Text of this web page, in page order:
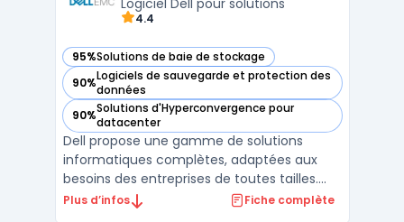
données, garantissant la di ...
Logiciel Dell pour solutions
4.4
95%Solutions de baie de stockage
— voir Dell EMC dans cette catégorie
90%Logiciels de sauvegarde et protection des
données
— voir Dell EMC dans cette catégorie
90%Solutions d'Hyperconvergence pour
datacenter
— voir Dell EMC dans cette catégorie
Dell propose une gamme de solutions
informatiques complètes, adaptées aux
besoins des entreprises de toutes tailles.
Ses logiciels d'entreprise sont conçus pour
Plus d’infos Fiche complète